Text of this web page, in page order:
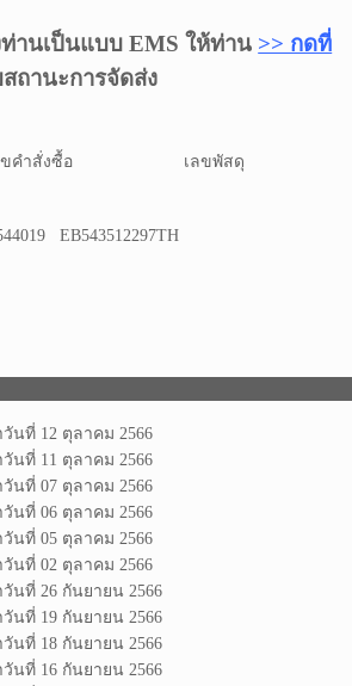
านเป็นแบบ EMS ให้ท่าน >> กดที่
ถานะการจัดส่ง
ขคำสั่งซื้อ เลขพัสดุ
EB543512297TH
นที่ 12 ตุลาคม 2566
นที่ 11 ตุลาคม 2566
นที่ 07 ตุลาคม 2566
นที่ 06 ตุลาคม 2566
นที่ 05 ตุลาคม 2566
นที่ 02 ตุลาคม 2566
นที่ 26 กันยายน 2566
นที่ 19 กันยายน 2566
นที่ 18 กันยายน 2566
นที่ 16 กันยายน 2566